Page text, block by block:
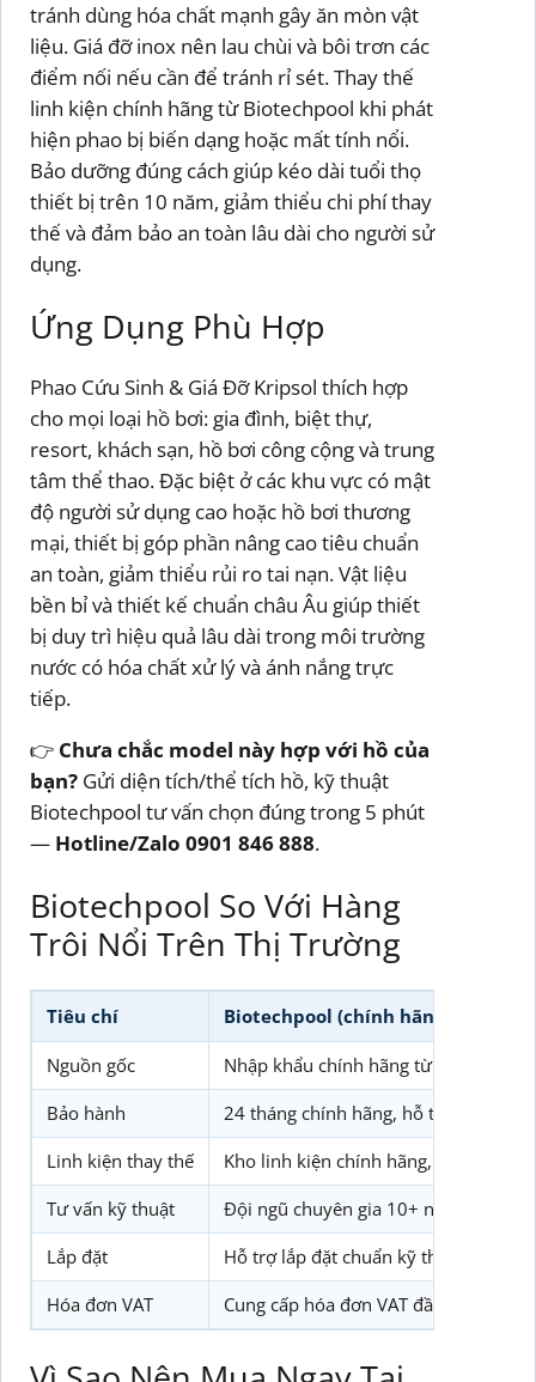
tránh dùng hóa chất mạnh gây ăn mòn vật
liệu. Giá đỡ inox nên lau chùi và bôi trơn các
điểm nối nếu cần để tránh rỉ sét. Thay thế
linh kiện chính hãng từ Biotechpool khi phát
hiện phao bị biến dạng hoặc mất tính nổi.
Bảo dưỡng đúng cách giúp kéo dài tuổi thọ
thiết bị trên 10 năm, giảm thiểu chi phí thay
thế và đảm bảo an toàn lâu dài cho người sử
dụng.
Ứng Dụng Phù Hợp
Phao Cứu Sinh & Giá Đỡ Kripsol thích hợp
cho mọi loại hồ bơi: gia đình, biệt thự,
resort, khách sạn, hồ bơi công cộng và trung
tâm thể thao. Đặc biệt ở các khu vực có mật
độ người sử dụng cao hoặc hồ bơi thương
mại, thiết bị góp phần nâng cao tiêu chuẩn
an toàn, giảm thiểu rủi ro tai nạn. Vật liệu
bền bỉ và thiết kế chuẩn châu Âu giúp thiết
bị duy trì hiệu quả lâu dài trong môi trường
nước có hóa chất xử lý và ánh nắng trực
tiếp.
👉 Chưa chắc model này hợp với hồ của
bạn? Gửi diện tích/thể tích hồ, kỹ thuật
Biotechpool tư vấn chọn đúng trong 5 phút
— Hotline/Zalo 0901 846 888.
Biotechpool So Với Hàng
Trôi Nổi Trên Thị Trường
Tiêu chí Biotechpool (chính hãng)
Nguồn gốc Nhập khẩu chính hãng từ Kripsol
Bảo hành 24 tháng chính hãng, hỗ trợ kỹ thuật
Linh kiện thay thế Kho linh kiện chính hãng, dễ dàng
Tư vấn kỹ thuật Đội ngũ chuyên gia 10+ năm kinh
Lắp đặt Hỗ trợ lắp đặt chuẩn kỹ thuật, giữ
Hóa đơn VAT Cung cấp hóa đơn VAT đầy đủ, hợp